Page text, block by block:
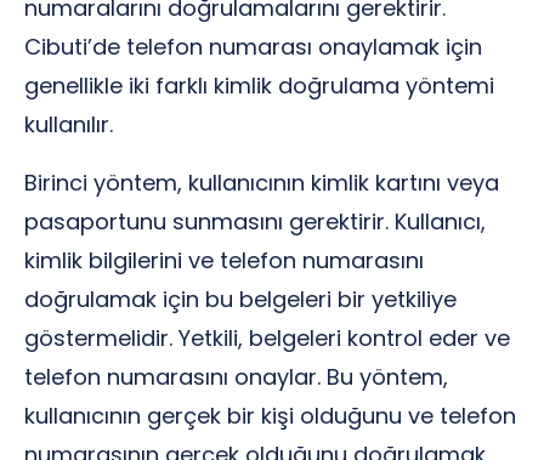
numaralarını doğrulamalarını gerektirir.
Cibuti’de telefon numarası onaylamak için
genellikle iki farklı kimlik doğrulama yöntemi
kullanılır.
Birinci yöntem, kullanıcının kimlik kartını veya
pasaportunu sunmasını gerektirir. Kullanıcı,
kimlik bilgilerini ve telefon numarasını
doğrulamak için bu belgeleri bir yetkiliye
göstermelidir. Yetkili, belgeleri kontrol eder ve
telefon numarasını onaylar. Bu yöntem,
kullanıcının gerçek bir kişi olduğunu ve telefon